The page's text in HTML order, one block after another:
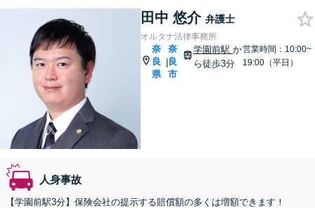
田中 悠介 弁護士
オルタナ法律事務所
奈
良
県
|
奈
良
市
学園前駅 か
ら徒歩3分
営業時間：10:00~
19:00（平日）
人身事故
【学園前駅3分】保険会社の提示する賠償額の多くは増額できます！